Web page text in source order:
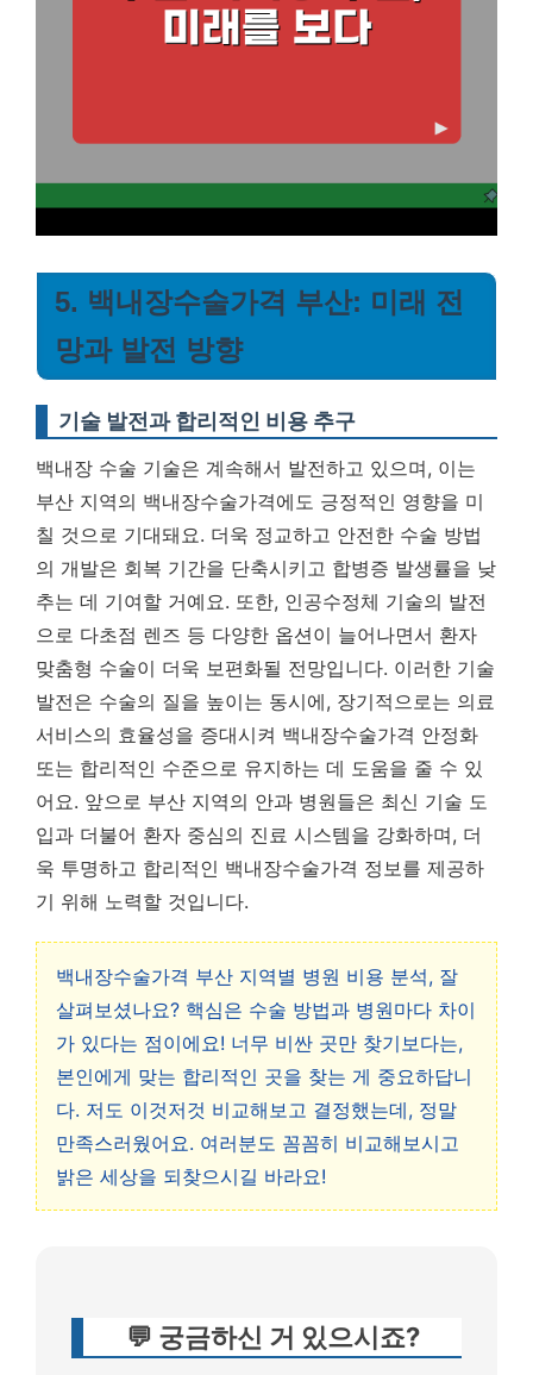
5. 백내장수술가격 부산: 미래 전
망과 발전 방향
기술 발전과 합리적인 비용 추구
백내장 수술 기술은 계속해서 발전하고 있으며, 이는
부산 지역의 백내장수술가격에도 긍정적인 영향을 미
칠 것으로 기대돼요. 더욱 정교하고 안전한 수술 방법
의 개발은 회복 기간을 단축시키고 합병증 발생률을 낮
추는 데 기여할 거예요. 또한, 인공수정체 기술의 발전
으로 다초점 렌즈 등 다양한 옵션이 늘어나면서 환자
맞춤형 수술이 더욱 보편화될 전망입니다. 이러한 기술
발전은 수술의 질을 높이는 동시에, 장기적으로는 의료
서비스의 효율성을 증대시켜 백내장수술가격 안정화
또는 합리적인 수준으로 유지하는 데 도움을 줄 수 있
어요. 앞으로 부산 지역의 안과 병원들은 최신 기술 도
입과 더불어 환자 중심의 진료 시스템을 강화하며, 더
욱 투명하고 합리적인 백내장수술가격 정보를 제공하
기 위해 노력할 것입니다.
백내장수술가격 부산 지역별 병원 비용 분석, 잘
살펴보셨나요? 핵심은 수술 방법과 병원마다 차이
가 있다는 점이에요! 너무 비싼 곳만 찾기보다는,
본인에게 맞는 합리적인 곳을 찾는 게 중요하답니
다. 저도 이것저것 비교해보고 결정했는데, 정말
만족스러웠어요. 여러분도 꼼꼼히 비교해보시고
밝은 세상을 되찾으시길 바라요!
💬 궁금하신 거 있으시죠?